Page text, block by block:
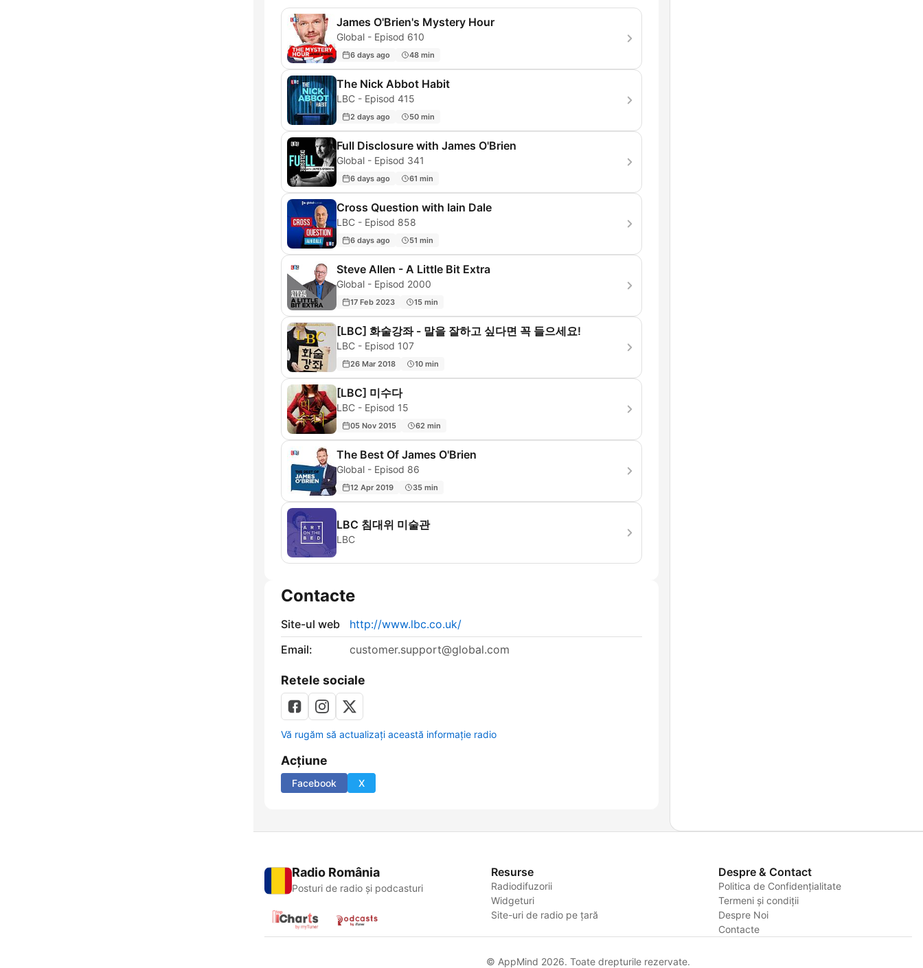
James O'Brien's Mystery Hour
Global - Episod 610
6 days ago 48 min
The Nick Abbot Habit
LBC - Episod 415
2 days ago 50 min
Full Disclosure with James O'Brien
Global - Episod 341
6 days ago 61 min
Cross Question with Iain Dale
LBC - Episod 858
6 days ago 51 min
Steve Allen - A Little Bit Extra
Global - Episod 2000
17 Feb 2023 15 min
[LBC] 화술강좌 - 말을 잘하고 싶다면 꼭 들으세요!
LBC - Episod 107
26 Mar 2018 10 min
[LBC] 미수다
LBC - Episod 15
05 Nov 2015 62 min
The Best Of James O'Brien
Global - Episod 86
12 Apr 2019 35 min
LBC 침대위 미술관
LBC
Contacte
Site-ul web
http://www.lbc.co.uk/
Email:
customer.support@global.com
Retele sociale
Vă rugăm să actualizați această informație radio
Acțiune
Facebook X
Radio România
Posturi de radio și podcasturi
Resurse
Radiodifuzorii
Widgeturi
Site-uri de radio pe țară
Despre & Contact
Politica de Confidențialitate
Termeni și condiții
Despre Noi
Contacte
© AppMind 2026. Toate drepturile rezervate.